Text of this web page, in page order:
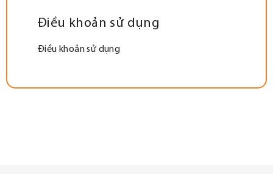
Điều khoản sử dụng
Điều khoản sử dụng